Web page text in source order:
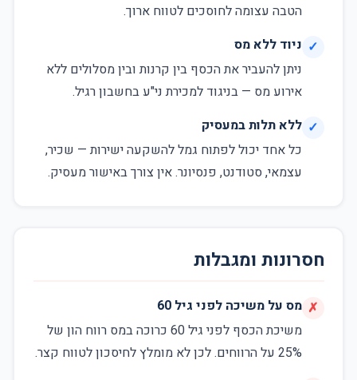
הטבה עצומה לחוסכים לטווח ארוך.
✓ ניוד ללא מס
ניתן להעביר את הכסף בין קרנות ובין מסלולים ללא
אירוע מס — בניגוד למכירת ני"ע בחשבון רגיל.
✓ ללא תלות במעסיק
כל אחד יכול לפתוח גמל להשקעה ישירות — שכיר,
עצמאי, סטודנט, פנסיונר. אין צורך באישור מעסיק.
חסרונות ומגבלות
✗ מס על משיכה לפני גיל 60
משיכת הכסף לפני גיל 60 כרוכה במס רווח הון של
25% על הרווחים. לכן לא מומלץ לחיסכון לטווח קצר.